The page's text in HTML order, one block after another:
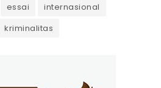
essai
internasional
kriminalitas